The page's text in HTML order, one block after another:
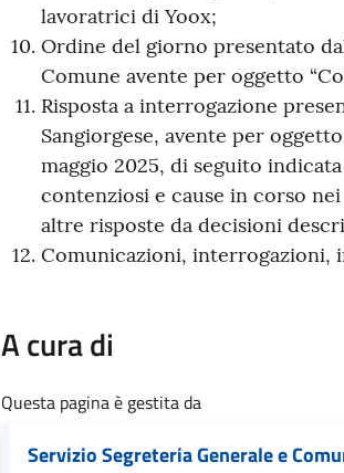
lavoratrici di Yoox;
Ordine del giorno presentato
Comune avente per oggetto
Risposta a interrogazione
Sangiorgese, avente per
maggio 2025, di seguito
contenziosi e cause in corso
altre risposte da decisioni
Comunicazioni, interrogazioni,
A cura di
Questa pagina è gestita da
Servizio Segreteria Generale e